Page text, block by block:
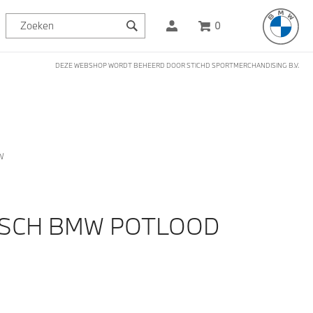
0
DEZE WEBSHOP WORDT BEHEERD DOOR STICHD SPORTMERCHANDISING B.V.
BMW POTLOOD